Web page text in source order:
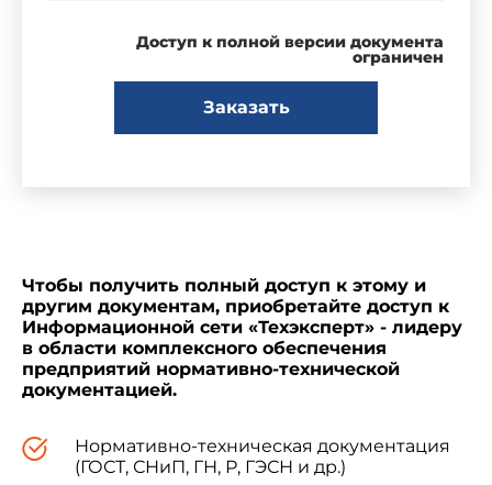
Доступ к полной версии документа
ограничен
Заказать
Чтобы получить полный доступ к этому и
другим документам, приобретайте доступ к
Информационной сети «Техэксперт» - лидеру
в области комплексного обеспечения
предприятий нормативно-технической
документацией.
Нормативно-техническая документация
(ГОСТ, СНиП, ГН, Р, ГЭСН и др.)